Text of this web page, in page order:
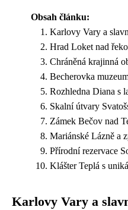
Obsah článku:
Karlovy Vary a
Hrad Loket nad
Chráněná krajinná
Becherovka
Rozhledna Diana s
Skalní útvary
Zámek Bečov nad
Mariánské Lázně a
Přírodní rezervace
Klášter Teplá s
Karlovy Vary a